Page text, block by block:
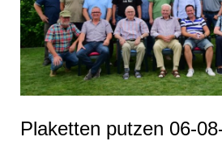
Plaketten putzen 06-